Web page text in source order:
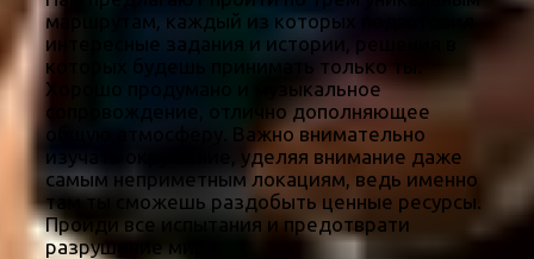
маршрутам, каждый из которых подготовил
интересные задания и истории, решения в
которых будешь принимать только ты.
Хорошо продумано и музыкальное
сопровождение, отлично дополняющее
общую атмосферу. Важно внимательно
изучать окружение, уделяя внимание даже
самым неприметным локациям, ведь именно
там ты сможешь раздобыть ценные ресурсы.
Пройди все испытания и предотврати
разрушение мира.